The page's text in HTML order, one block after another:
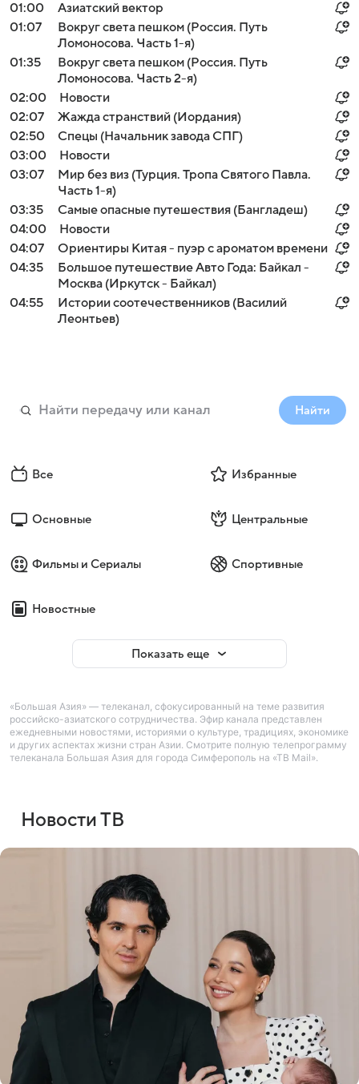
01:00
Азиатский вектор
01:07
Вокруг света пешком (Россия. Путь
Ломоносова. Часть 1-я)
01:35
Вокруг света пешком (Россия. Путь
Ломоносова. Часть 2-я)
02:00
Новости
02:07
Жажда странствий (Иордания)
02:50
Спецы (Начальник завода СПГ)
03:00
Новости
03:07
Мир без виз (Турция. Тропа Святого Павла.
Часть 1-я)
03:35
Самые опасные путешествия (Бангладеш)
04:00
Новости
04:07
Ориентиры Китая - пуэр с ароматом времени
04:35
Большое путешествие Авто Года: Байкал -
Москва (Иркутск - Байкал)
04:55
Истории соотечественников (Василий
Леонтьев)
Найти
Все Избранные
Основные Центральные
Фильмы и Сериалы Спортивные
Новостные
Показать еще
«Большая Азия» — телеканал, сфокусированный на теме развития
российско-азиатского сотрудничества. Эфир канала представлен
ежедневными новостями, историями о культуре, традициях, экономике
и других аспектах жизни стран Азии. Смотрите полную телепрограмму
телеканала Большая Азия для города Симферополь на «ТВ Mail».
Новости ТВ